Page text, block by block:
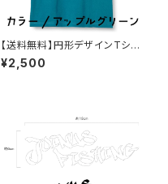
【送料無料】円形デザインTシャ
ツ
¥2,500